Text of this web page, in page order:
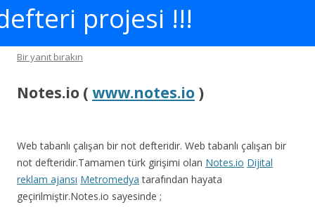
projesi !!!
Bir yanıt bırakın
Notes.io ( www.notes.io )
Web tabanlı çalışan bir not defteridir. Web tabanlı çalışan bir
not defteridir.Tamamen türk girişimi olan Notes.io Dijital
reklam ajansı Metromedya tarafından hayata
geçirilmiştir.Notes.io sayesinde ;